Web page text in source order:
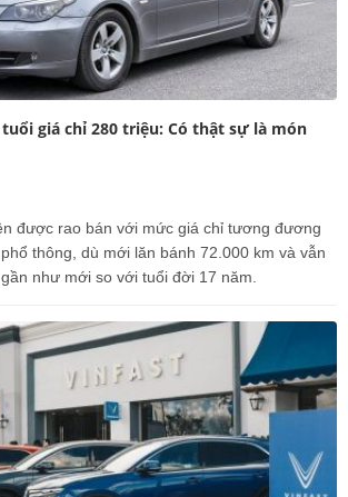
tuổi giá chỉ 280 triệu: Có thật sự là món
được rao bán với mức giá chỉ tương đương
thông, dù mới lăn bánh 72.000 km và vẫn
như mới so với tuổi đời 17 năm.